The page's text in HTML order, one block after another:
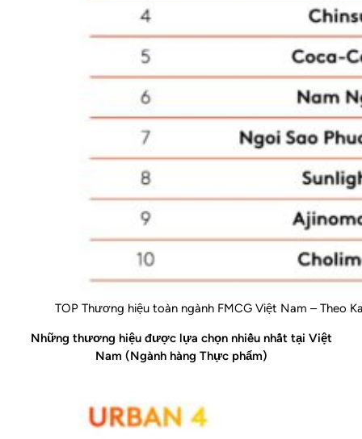
TOP Thương hiệu toàn ngành FMCG Việt Nam – Theo
Những thương hiệu được lựa chọn nhiều nhất tại Việt
Nam (Ngành hàng Thực phẩm)